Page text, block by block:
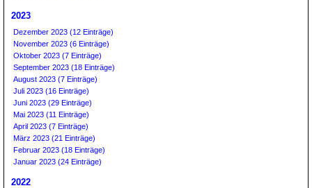
2023
Dezember 2023 (12 Einträge)
November 2023 (6 Einträge)
Oktober 2023 (7 Einträge)
September 2023 (18 Einträge)
August 2023 (7 Einträge)
Juli 2023 (16 Einträge)
Juni 2023 (29 Einträge)
Mai 2023 (11 Einträge)
April 2023 (7 Einträge)
März 2023 (21 Einträge)
Februar 2023 (18 Einträge)
Januar 2023 (24 Einträge)
2022